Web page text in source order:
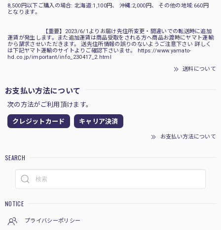
8,500円以下ご購入の場合: 北海道:1,100円、 沖縄:2,000円、 その他の地域:660円
となります。
【重要】2023/6/1よりお届け先住所変更・間違いでの転送時に追加
運賃が発生します。また追加運賃は商品受取をされる方へ商品お渡時にヤマト運輸
から請求させいただきます。 送先住所情報の誤りのないようご注意下さい 詳しく
は下記ヤマト運輸のサイトよりご確認下さいませ。 https://www.yamato-
hd.co.jp/important/info_230417_2.html
送料について
お支払い方法について
次の方法がご利用頂けます。
クレジットカード キャリア決済
お支払い方法について
SEARCH
NOTICE
プライバシーポリシー